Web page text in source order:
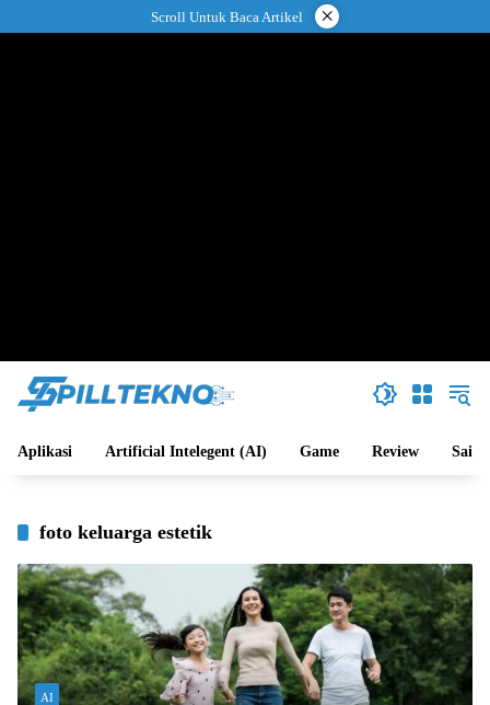
ke
Scroll Untuk Baca Artikel ×
Aplikasi Artificial Intelegent (AI) Game Review Sains
foto keluarga estetik
AI